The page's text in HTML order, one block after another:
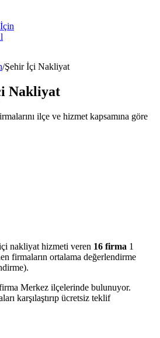
/Şehir İçi Nakliyat
Nakliyat
ilçe ve hizmet kapsamına göre
nakliyat hizmeti veren 16 firma 1
firmaların ortalama değerlendirme
Merkez ilçelerinde bulunuyor.
karşılaştırıp ücretsiz teklif